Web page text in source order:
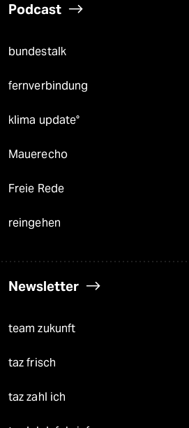
Podcast
bundestalk
fernverbindung
klima update°
Mauerecho
Freie Rede
reingehen
Newsletter
team zukunft
taz frisch
taz zahl ich